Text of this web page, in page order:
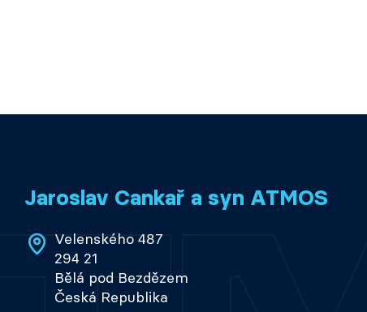
Jaroslav Cankař a syn ATMOS
Velenského 487
294 21
Bělá pod Bezdězem
Česká Republika